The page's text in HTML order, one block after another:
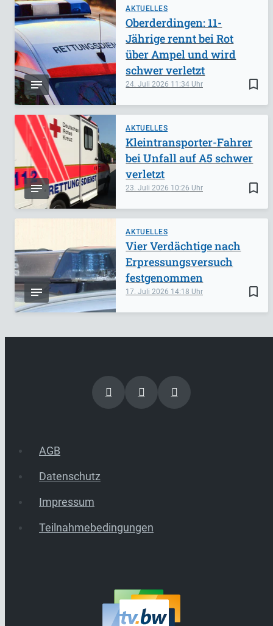
AKTUELLES
bookmark_border
24. Juli 2026 11:34
Oberderdingen: 11-
Jährige rennt bei Rot
über Ampel und wird
schwer verletzt
AKTUELLES
bookmark_border
23. Juli 2026 10:26
Kleintransporter-Fahrer
bei Unfall auf A5 schwer
verletzt
AKTUELLES
bookmark_border
17. Juli 2026 14:18
Vier Verdächtige nach
Erpressungsversuch
festgenommen
AGB
Datenschutz
Impressum
Teilnahmebedingungen